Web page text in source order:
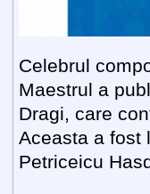
Celebrul
Maestrul a
Dragi, care
Aceasta a fost
Petriceicu